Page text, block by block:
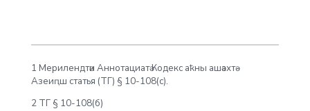
1 Мерилендтәи Аннотациатә Кодекс аҟны ашәахтә-
Азеиԥш статья (ТГ) § 10-108(c).
2 ТГ § 10-108(б)